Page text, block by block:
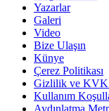
barışık aşk
Bebek'te ayrılık
işim olmaz"
Caddelerde